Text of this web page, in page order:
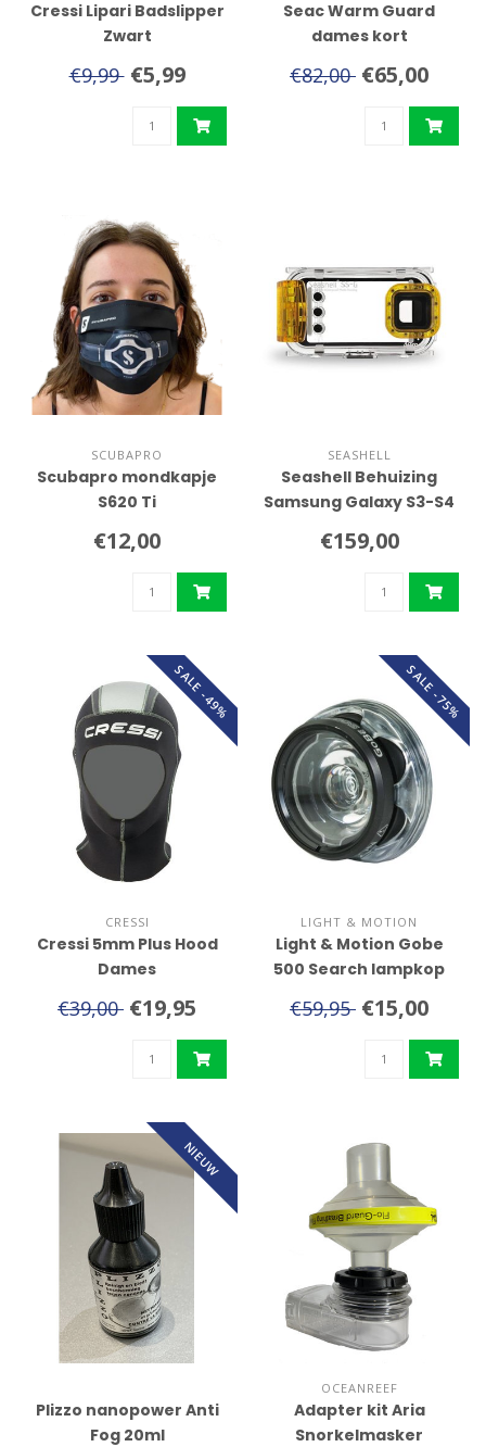
Cressi Lipari Badslipper
Zwart
€9,99 €5,99
Seac Warm Guard
dames kort
€82,00 €65,00
SCUBAPRO
Scubapro mondkapje
S620 Ti
€12,00
SEASHELL
Seashell Behuizing
Samsung Galaxy S3-S4
€159,00
SALE -49%
CRESSI
Cressi 5mm Plus Hood
Dames
€39,00 €19,95
SALE -75%
LIGHT & MOTION
Light & Motion Gobe
500 Search lampkop
€59,95 €15,00
NIEUW
Plizzo nanopower Anti
Fog 20ml
OCEANREEF
Adapter kit Aria
Snorkelmasker